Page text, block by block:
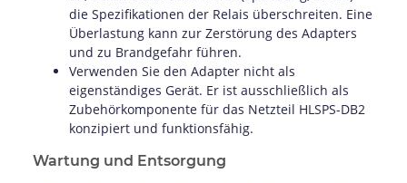
die Spezifikationen der Relais überschreiten. Eine
Überlastung kann zur Zerstörung des Adapters
und zu Brandgefahr führen.
Verwenden Sie den Adapter nicht als
eigenständiges Gerät. Er ist ausschließlich als
Zubehörkomponente für das Netzteil HLSPS-DB2
konzipiert und funktionsfähig.
Wartung und Entsorgung